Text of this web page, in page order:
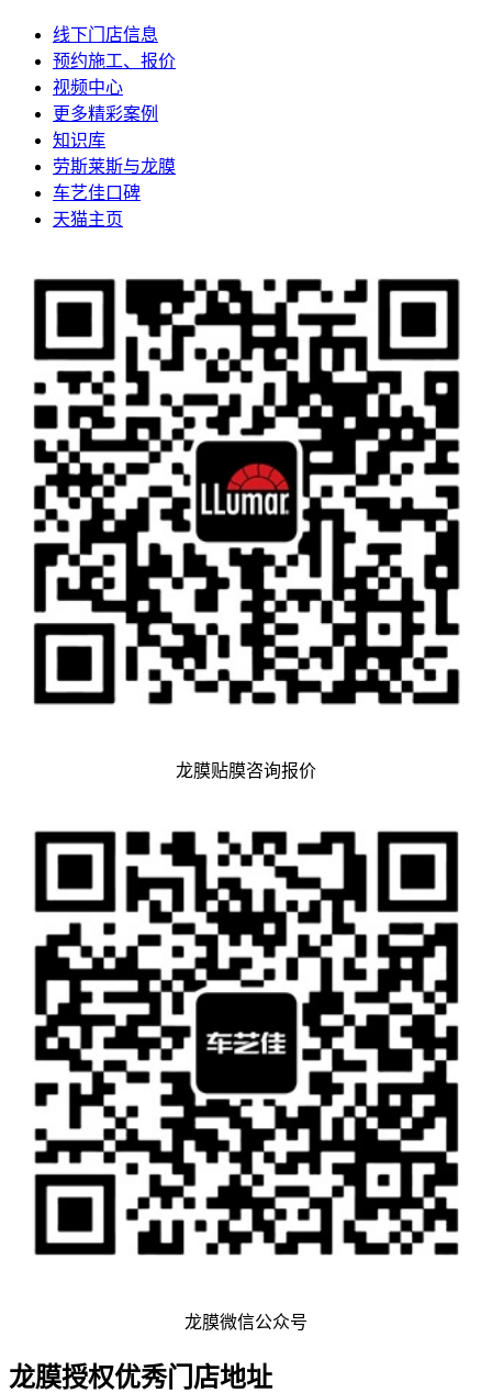
线下门店信息
预约施工、报价
视频中心
更多精彩案例
知识库
劳斯莱斯与龙膜
车艺佳口碑
天猫主页
龙膜贴膜咨询报价
龙膜微信公众号
龙膜授权优秀门店地址